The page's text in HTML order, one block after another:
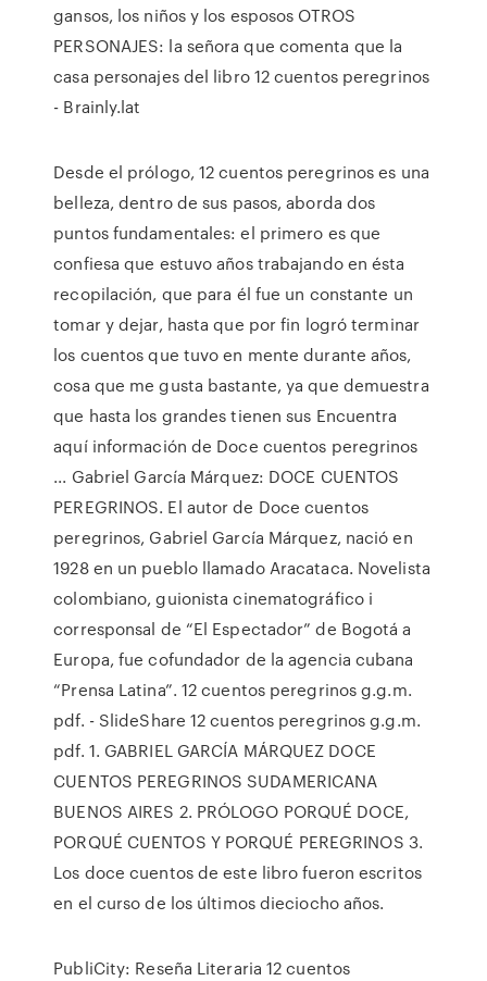
gansos, los niños y los esposos OTROS
PERSONAJES: la señora que comenta que la
casa personajes del libro 12 cuentos peregrinos
- Brainly.lat
Desde el prólogo, 12 cuentos peregrinos es una
belleza, dentro de sus pasos, aborda dos
puntos fundamentales: el primero es que
confiesa que estuvo años trabajando en ésta
recopilación, que para él fue un constante un
tomar y dejar, hasta que por fin logró terminar
los cuentos que tuvo en mente durante años,
cosa que me gusta bastante, ya que demuestra
que hasta los grandes tienen sus Encuentra
aquí información de Doce cuentos peregrinos
... Gabriel García Márquez: DOCE CUENTOS
PEREGRINOS. El autor de Doce cuentos
peregrinos, Gabriel García Márquez, nació en
1928 en un pueblo llamado Aracataca. Novelista
colombiano, guionista cinematográfico i
corresponsal de “El Espectador” de Bogotá a
Europa, fue cofundador de la agencia cubana
“Prensa Latina”. 12 cuentos peregrinos g.g.m.
pdf. - SlideShare 12 cuentos peregrinos g.g.m.
pdf. 1. GABRIEL GARCÍA MÁRQUEZ DOCE
CUENTOS PEREGRINOS SUDAMERICANA
BUENOS AIRES 2. PRÓLOGO PORQUÉ DOCE,
PORQUÉ CUENTOS Y PORQUÉ PEREGRINOS 3.
Los doce cuentos de este libro fueron escritos
en el curso de los últimos dieciocho años.
PubliCity: Reseña Literaria 12 cuentos